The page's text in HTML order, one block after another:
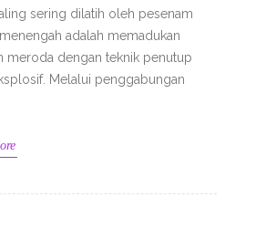
sering dilatih oleh pesenam
adalah memadukan
meroda dengan teknik penutup
Melalui penggabungan